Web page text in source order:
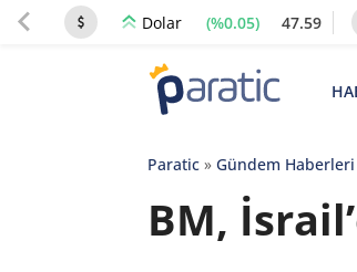
Dolar (%0.05) 47.59
Paratic» Gündem Haberleri
BM,